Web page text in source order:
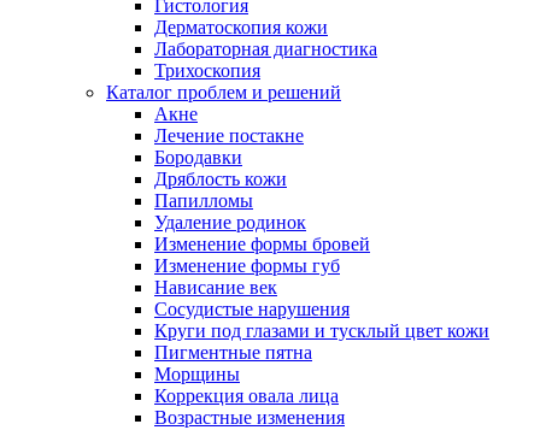
Гистология
Дерматоскопия кожи
Лабораторная диагностика
Трихоскопия
Каталог проблем и решений
Акне
Лечение постакне
Бородавки
Дряблость кожи
Папилломы
Удаление родинок
Изменение формы бровей
Изменение формы губ
Нависание век
Сосудистые нарушения
Круги под глазами и тусклый цвет кожи
Пигментные пятна
Морщины
Коррекция овала лица
Возрастные изменения